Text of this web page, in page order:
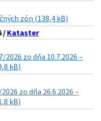
zón (138,4 kB)
/ Kataster
2026 zo dňa 10.7.2026 –
kB)
zo dňa 26.6.2026 –
kB)